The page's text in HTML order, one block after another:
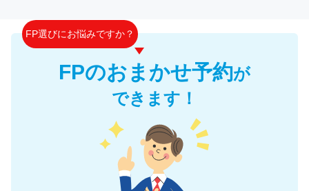
FP選びにお悩みですか？
FPのおまかせ予約が
できます！